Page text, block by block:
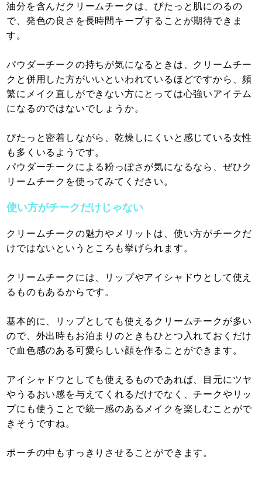
油分を含んだクリームチークは、ぴたっと肌にのるの
で、発色の良さを長時間キープすることが期待できま
す。
パウダーチークの持ちが気になるときは、クリームチー
クと併用した方がいいといわれているほどですから、頻
繁にメイク直しができない方にとっては心強いアイテム
になるのではないでしょうか。
ぴたっと密着しながら、乾燥しにくいと感じている女性
も多くいるようです。
パウダーチークによる粉っぽさが気になるなら、ぜひク
リームチークを使ってみてください。
使い方がチークだけじゃない
クリームチークの魅力やメリットは、使い方がチークだ
けではないというところも挙げられます。
クリームチークには、リップやアイシャドウとして使え
るものもあるからです。
基本的に、リップとしても使えるクリームチークが多い
ので、外出時もお泊まりのときもひとつ入れておくだけ
で血色感のある可愛らしい顔を作ることができます。
アイシャドウとしても使えるものであれば、目元にツヤ
やうるおい感を与えてくれるだけでなく、チークやリッ
プにも使うことで統一感のあるメイクを楽しむことがで
きそうですね。
ポーチの中もすっきりさせることができます。